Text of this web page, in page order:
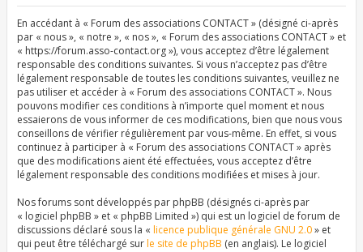
En accédant à « Forum des associations CONTACT » (désigné ci-après
par « nous », « notre », « nos », « Forum des associations CONTACT » et
« https://forum.asso-contact.org »), vous acceptez d’être légalement
responsable des conditions suivantes. Si vous n’acceptez pas d’être
légalement responsable de toutes les conditions suivantes, veuillez ne
pas utiliser et accéder à « Forum des associations CONTACT ». Nous
pouvons modifier ces conditions à n’importe quel moment et nous
essaierons de vous informer de ces modifications, bien que nous vous
conseillons de vérifier régulièrement par vous-même. En effet, si vous
continuez à participer à « Forum des associations CONTACT » après
que des modifications aient été effectuées, vous acceptez d’être
légalement responsable des conditions modifiées et mises à jour.
Nos forums sont développés par phpBB (désignés ci-après par
« logiciel phpBB » et « phpBB Limited ») qui est un logiciel de forum de
discussions déclaré sous la « licence publique générale GNU 2.0» et
qui peut être téléchargé surle site de phpBB (en anglais). Le logiciel